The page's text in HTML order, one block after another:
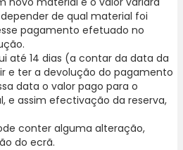
de qual material foi
pagamento efetuado no
até 14 dias (a contar da data da
e ter a devolução do pagamento
data o valor pago para o
e assim efectivação da reserva,
conter alguma alteração,
do ecrã.